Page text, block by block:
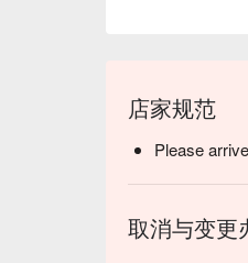
店家规范
Please
取消与变更